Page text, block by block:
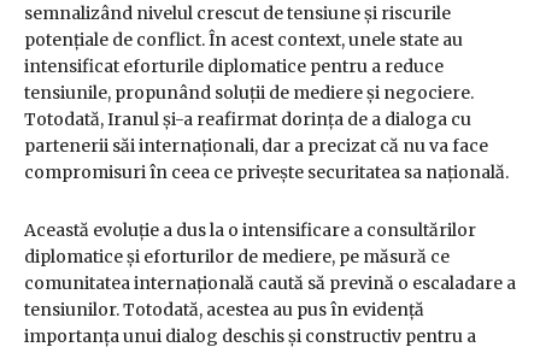
semnalizând nivelul crescut de tensiune și riscurile
potențiale de conflict. În acest context, unele state au
intensificat eforturile diplomatice pentru a reduce
tensiunile, propunând soluții de mediere și negociere.
Totodată, Iranul și-a reafirmat dorința de a dialoga cu
partenerii săi internaționali, dar a precizat că nu va face
compromisuri în ceea ce privește securitatea sa națională.
Această evoluție a dus la o intensificare a consultărilor
diplomatice și eforturilor de mediere, pe măsură ce
comunitatea internațională caută să prevină o escaladare a
tensiunilor. Totodată, acestea au pus în evidență
importanța unui dialog deschis și constructiv pentru a